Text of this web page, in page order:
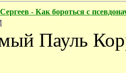
- Как бороться с
Пауль